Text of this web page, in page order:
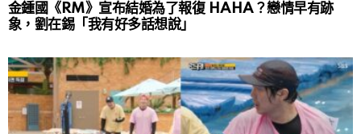
金鍾國《RM》宣布結婚為了報復 HAHA？戀情早有跡
象，劉在錫「我有好多話想說」